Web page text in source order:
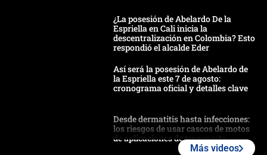
¿La posesión de Abelardo De la
Espriella en Cali inicia la
descentralización en Colombia? Esto
respondió el alcalde Eder
Así será la posesión de Abelardo de
la Espriella este 7 de agosto:
cronograma oficial y detalles clave
Desde dermatitis hasta infecciones:
los riesgos de usar cascos de motos
de aplicaciones de transporte
Más videos